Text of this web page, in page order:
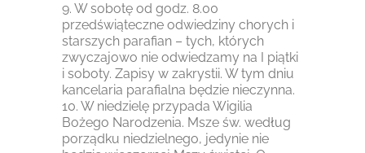
9. W sobotę od godz. 8.00
przedświąteczne odwiedziny chorych i
starszych parafian – tych, których
zwyczajowo nie odwiedzamy na I piątki
i soboty. Zapisy w zakrystii. W tym dniu
kancelaria parafialna będzie nieczynna.
10. W niedzielę przypada Wigilia
Bożego Narodzenia. Msze św. według
porządku niedzielnego, jedynie nie